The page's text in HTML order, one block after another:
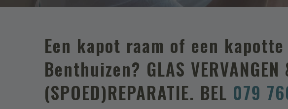
E-mailadres
Een kapot raam of een
Benthuizen? GLAS VERVANGEN
(SPOED)REPARATIE. BEL 079